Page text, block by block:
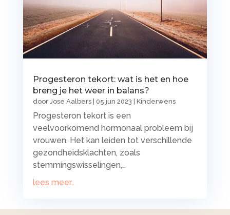
Progesteron tekort: wat is het en hoe
breng je het weer in balans?
door Jose Aalbers| 05 jun 2023 Kinderwens
Progesteron tekort is een
veelvoorkomend hormonaal probleem bij
vrouwen. Het kan leiden tot verschillende
gezondheidsklachten, zoals
stemmingswisselingen,…
lees meer…